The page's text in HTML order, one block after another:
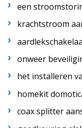
een
krachtstroom
onweer
het installeren
homekit
coax splitter